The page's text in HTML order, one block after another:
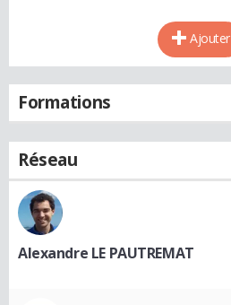
Ajouter
Formations
Réseau
Alexandre LE PAUTREMAT